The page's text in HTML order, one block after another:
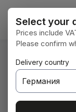
Преминете към
Вие сте тук:
Бои и лакове
Пропуснете
Select your
Prices include
Please confirm
Delivery country